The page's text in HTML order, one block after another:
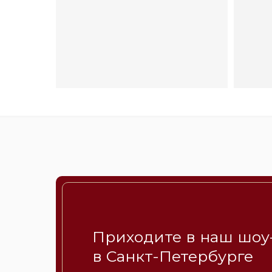
Приходите в наш
в Санкт-Петербурге